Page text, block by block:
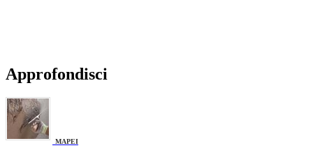
Approfondisci
MAPEI